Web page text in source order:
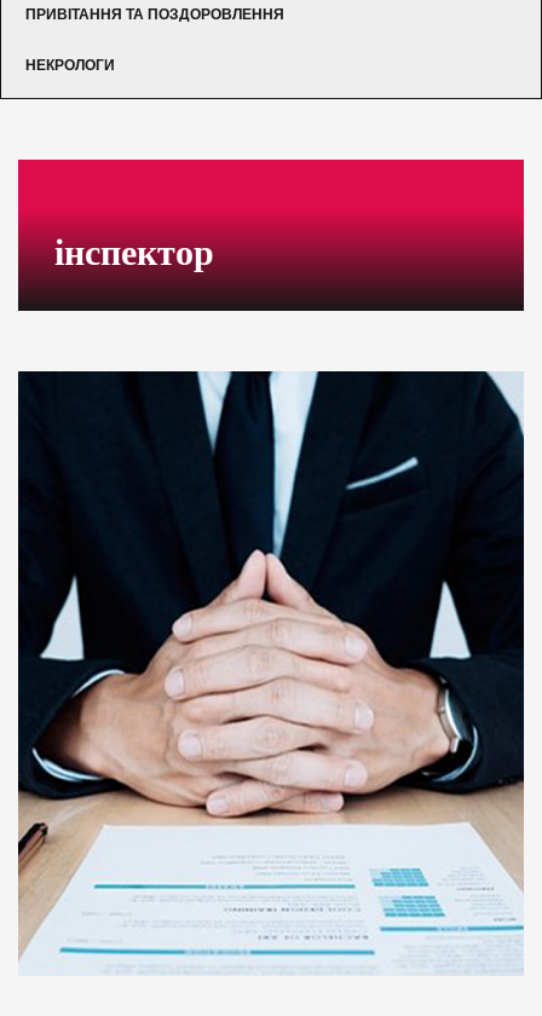
ПРИВІТАННЯ ТА ПОЗДОРОВЛЕННЯ
НЕКРОЛОГИ
інспектор